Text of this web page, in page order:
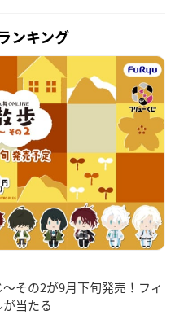
ンキング
その2が9月下旬発売！フィ
当たる